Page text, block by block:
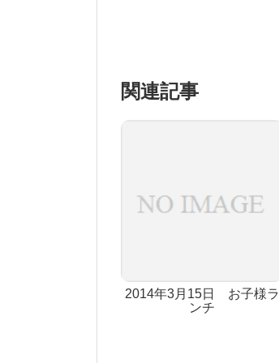
関連記事
2014年3月15日 お子様ラ
ンチ